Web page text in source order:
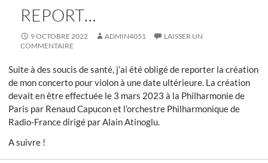
REPORT…
9 OCTOBRE 2022 ADMIN4051
LAISSER UN
COMMENTAIRE
Suite à des soucis de santé, j’ai été obligé de reporter la création
de mon concerto pour violon à une date ultérieure. La création
devait en être effectuée le 3 mars 2023 à la Philharmonie de
Paris par Renaud Capucon et l’orchestre Philharmonique de
Radio-France dirigé par Alain Atinoglu.
A suivre !